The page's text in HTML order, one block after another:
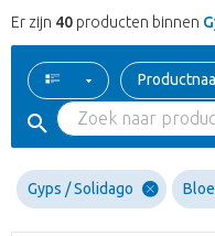
Er zijn 40 producten binnen
Gyps / Solidago